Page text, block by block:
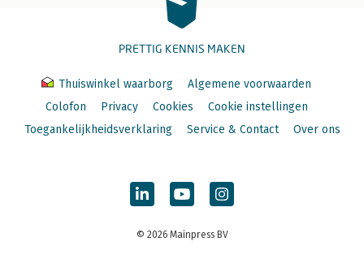
PRETTIG KENNIS MAKEN
Thuiswinkel waarborg
Algemene voorwaarden
Colofon
Privacy Cookies
Cookie instellingen
Toegankelijkheidsverklaring
Service & Contact Over ons
© 2026 Mainpress BV